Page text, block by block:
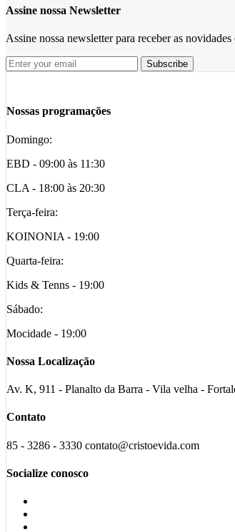
Assine nossa Newsletter
Assine nossa newsletter para receber as
Nossas programações
Domingo:
EBD - 09:00 às 11:30
CLA - 18:00 às 20:30
Terça-feira:
KOINONIA - 19:00
Quarta-feira:
Kids & Tenns - 19:00
Sábado:
Mocidade - 19:00
Nossa Localização
Av. K, 911 - Planalto da Barra - Vila velha -
Contato
85 - 3286 - 3330 contato@cristoevida.com
Socialize conosco